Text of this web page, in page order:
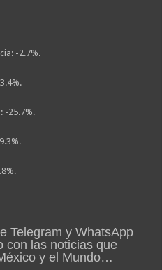
-2.7%.
-25.7%.
Telegram y WhatsApp
con las noticias que
y el Mundo…